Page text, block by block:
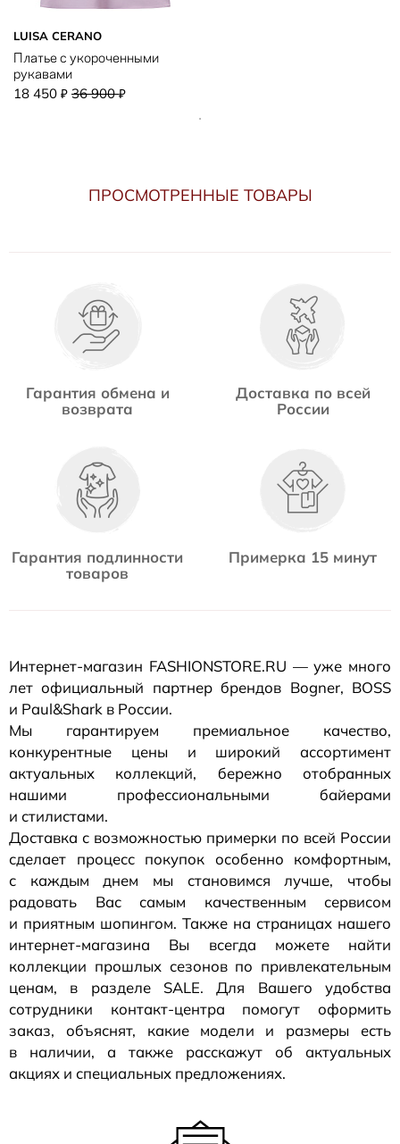
LUISA CERANO
Платье с укороченными
рукавами
18 450 ₽ 36 900₽
ПРОСМОТРЕННЫЕ ТОВАРЫ
Гарантия обмена и
возврата
Доставка по всей
России
Гарантия подлинности
товаров
Примерка 15 минут
Интернет-магазин FASHIONSTORE.RU — уже много
лет официальный партнер брендов Bogner, BOSS
и Paul&Shark в России.
Мы гарантируем премиальное качество,
конкурентные цены и широкий ассортимент
актуальных коллекций, бережно отобранных
нашими профессиональными байерами
и стилистами.
Доставка с возможностью примерки по всей России
сделает процесс покупок особенно комфортным,
с каждым днем мы становимся лучше, чтобы
радовать Вас самым качественным сервисом
и приятным шопингом. Также на страницах нашего
интернет-магазина Вы всегда можете найти
коллекции прошлых сезонов по привлекательным
ценам, в разделе SALE. Для Вашего удобства
сотрудники контакт-центра помогут оформить
заказ, объяснят, какие модели и размеры есть
в наличии, а также расскажут об актуальных
акциях и специальных предложениях.